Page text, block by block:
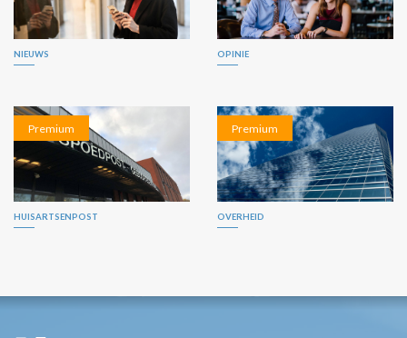
NIEUWS OPINIE
Premium
HUISARTSENPOST
Premium
OVERHEID